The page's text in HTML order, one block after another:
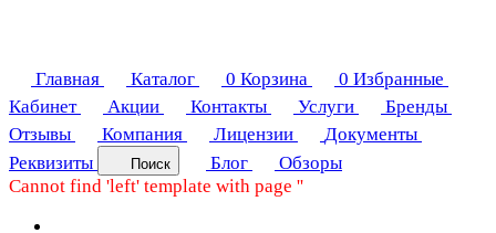
Главная Каталог 0 Корзина 0 Избранные
Кабинет
Акции Контакты Услуги
Бренды
Отзывы
Компания Лицензии
Документы
Реквизиты
Поиск Блог
Обзоры
Cannot find 'left' template with page ''